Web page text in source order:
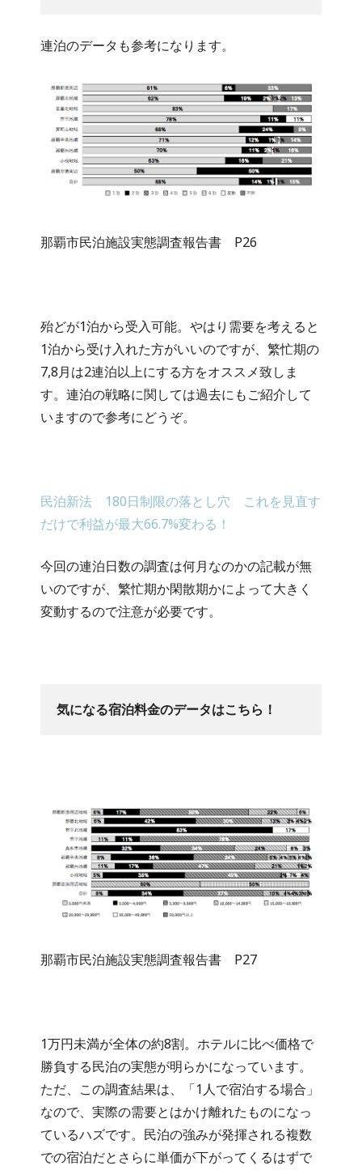
連泊のデータも参考になります。
那覇市民泊施設実態調査報告書 P26
殆どが1泊から受入可能。やはり需要を考えると
1泊から受け入れた方がいいのですが、繁忙期の
7,8月は2連泊以上にする方をオススメ致しま
す。連泊の戦略に関しては過去にもご紹介して
いますので参考にどうぞ。
民泊新法 180日制限の落とし穴 これを見直す
だけで利益が最大66.7%変わる！
今回の連泊日数の調査は何月なのかの記載が無
いのですが、繁忙期か閑散期かによって大きく
変動するので注意が必要です。
気になる宿泊料金のデータはこちら！
那覇市民泊施設実態調査報告書 P27
1万円未満が全体の約8割。ホテルに比べ価格で
勝負する民泊の実態が明らかになっています。
ただ、この調査結果は、「1人で宿泊する場合」
なので、実際の需要とはかけ離れたものになっ
ているハズです。民泊の強みが発揮される複数
での宿泊だとさらに単価が下がってくるはずで